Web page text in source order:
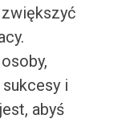
i
abyś